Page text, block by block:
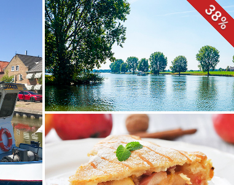
38%